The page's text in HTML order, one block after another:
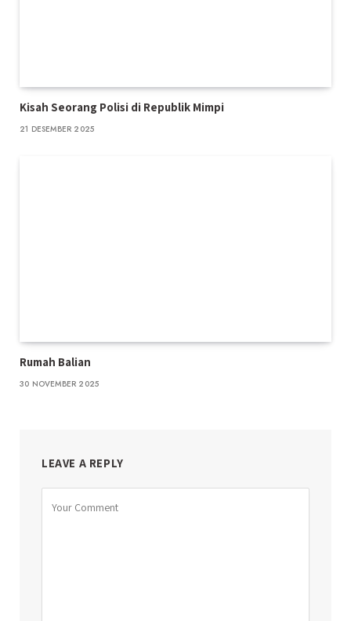
Kisah Seorang Polisi di Republik Mimpi
21 DESEMBER 2025
Rumah Balian
30 NOVEMBER 2025
LEAVE A REPLY